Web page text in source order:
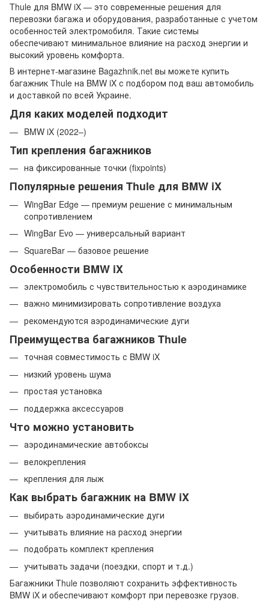
Thule для BMW iX — это современные решения для
перевозки багажа и оборудования, разработанные с учетом
особенностей электромобиля. Такие системы
обеспечивают минимальное влияние на расход энергии и
высокий уровень комфорта.
В интернет-магазине Bagazhnik.net вы можете купить
багажник Thule на BMW iX с подбором под ваш автомобиль
и доставкой по всей Украине.
Для каких моделей подходит
BMW iX (2022–)
Тип крепления багажников
на фиксированные точки (fixpoints)
Популярные решения Thule для BMW iX
WingBar Edge — премиум решение с минимальным
сопротивлением
WingBar Evo — универсальный вариант
SquareBar — базовое решение
Особенности BMW iX
электромобиль с чувствительностью к аэродинамике
важно минимизировать сопротивление воздуха
рекомендуются аэродинамические дуги
Преимущества багажников Thule
точная совместимость с BMW iX
низкий уровень шума
простая установка
поддержка аксессуаров
Что можно установить
аэродинамические автобоксы
велокрепления
крепления для лыж
Как выбрать багажник на BMW iX
выбирать аэродинамические дуги
учитывать влияние на расход энергии
подобрать комплект крепления
учитывать задачи (поездки, спорт и т.д.)
Багажники Thule позволяют сохранить эффективность
BMW iX и обеспечивают комфорт при перевозке грузов.